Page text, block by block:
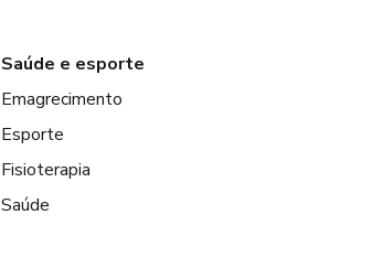
Saúde e esporte
Emagrecimento
Esporte
Fisioterapia
Saúde